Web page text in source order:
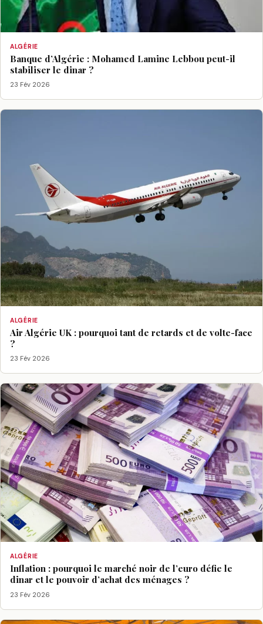
ALGÉRIE
Banque d’Algérie : Mohamed Lamine Lebbou peut-il
stabiliser le dinar ?
23 Fév 2026
ALGÉRIE
Air Algérie UK : pourquoi tant de retards et de volte-face
?
23 Fév 2026
ALGÉRIE
Inflation : pourquoi le marché noir de l’euro défie le
dinar et le pouvoir d’achat des ménages ?
23 Fév 2026